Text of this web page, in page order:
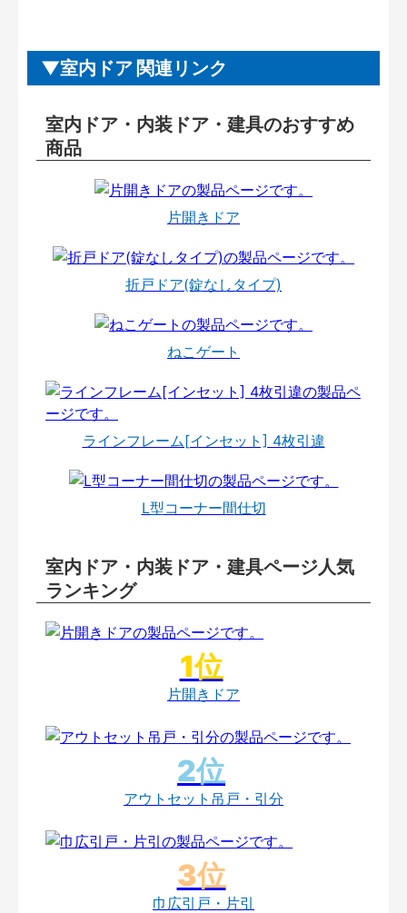
室内ドア 関連リンク
室内ドア・内装ドア・建具のおすすめ
商品
片開きドア
折戸ドア(錠なしタイプ)
ねこゲート
ラインフレーム[インセット] 4枚引違
L型コーナー間仕切
室内ドア・内装ドア・建具ページ人気
ランキング
片開きドア
アウトセット吊戸・引分
巾広引戸・片引